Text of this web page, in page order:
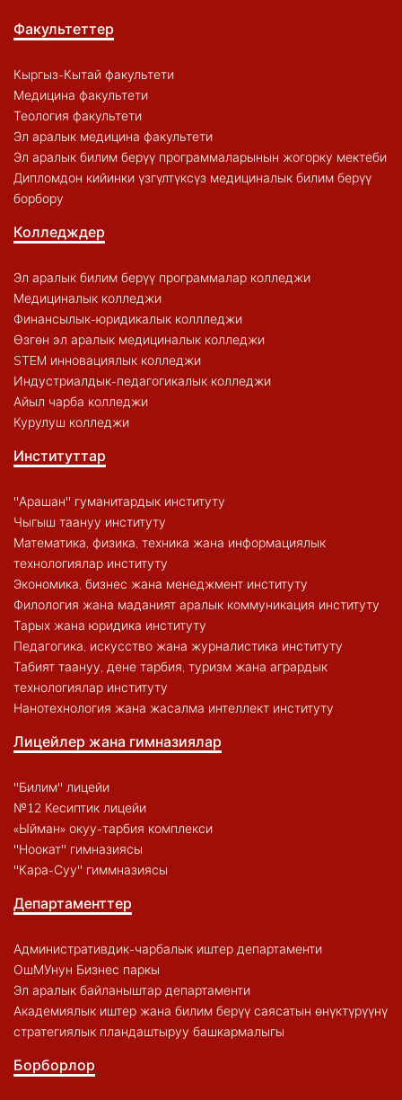
Факультеттер
Кыргыз-Кытай факультети
Медицина факультети
Теология факультети
Эл аралык медицина факультети
Эл аралык билим берүү программаларынын жогорку мектеби
Дипломдон кийинки үзгүлтүксүз медициналык билим берүү
борбору
Колледждер
Эл аралык билим берүү программалар колледжи
Медициналык колледжи
Финансылык-юридикалык коллледжи
Өзгөн эл аралык медициналык колледжи
STEM инновациялык колледжи
Индустриалдык-педагогикалык колледжи
Айыл чарба колледжи
Курулуш колледжи
Институттар
"Арашан" гуманитардык институту
Чыгыш таануу институту
Математика, физика, техника жана информациялык
технологиялар институту
Экономика, бизнес жана менеджмент институту
Филология жана маданият аралык коммуникация институту
Тарых жана юридика институту
Педагогика, искусство жана журналистика институту
Табият таануу, дене тарбия, туризм жана агрардык
технологиялар институту
Нанотехнология жана жасалма интеллект институту
Лицейлер жана гимназиялар
"Билим" лицейи
№12 Кесиптик лицейи
«Ыйман» окуу-тарбия комплекси
"Ноокат" гимназиясы
"Кара-Суу" гиммназиясы
Департаменттер
Административдик-чарбалык иштер департаменти
ОшМУнун Бизнес паркы
Эл аралык байланыштар департаменти
Академиялык иштер жана билим берүү саясатын өнүктүрүүнү
стратегиялык пландаштыруу башкармалыгы
Борборлор